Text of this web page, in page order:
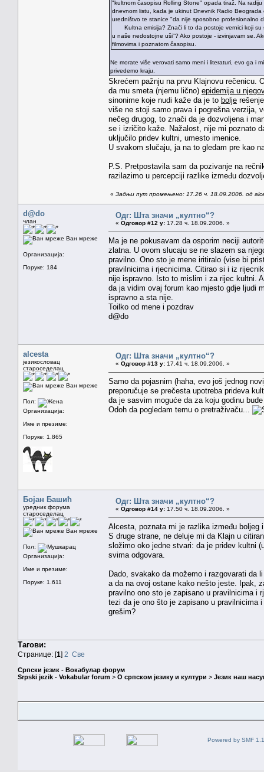
"kultnom časopisu Rolling Stone" opada tiraž. Na
dnevnom listu, kada je ukinut Dnevnik Radio
uredništvo te stanice "da nije sposobno profesionalno
Kultna emisija? Znači li to da postoje vernici koji su
u naše nedostojne uši"? Ako postoje - izvinjavam se.
filmovima i poznatom časopisu.
Ne morate više verovati samo meni i literaturi, evo ga i
privedemo kraju.
Skrećem pažnju na prvu Klajnovu rečenicu.
da mu smeta (njemu lično) epidemija u
sinonime koje nudi kaže da je to bolje
više ne stoji samo prava i pogrešna verzija,
nečeg drugog, to znači da je dozvoljena i
se i izričito kaže. Nažalost, nije mi poznato
uključilo pridev kultni, umesto imenice.
U svakom slučaju, ja na to gledam pre kao
P.S. Pretpostavila sam da pozivanje na
razilazimo u percepciji razlike između
« Задњи пут промењено: 17.26 ч. 18.09.2006. од
d@do
члан
Ван мреже
Организација:
Поруке: 184
Одг: Шта значи „култно“?
« Одговор #12 у: 17.28 ч. 18.09.2006. »
Ma je ne pokusavam da osporim neciji
zlatna. U ovom slucaju se ne slazem sa
pravilno. Ono sto je mene iritiralo (vise bi
pravilnicima i rjecnicima. Citirao si i iz
nije ispravno. Isto to mislim i za rijec kultni.
da ja vidim ovaj forum kao mjesto gdje ljudi
ispravno a sta nije.
Toilko od mene i pozdrav
d@do
alcesta
језикословац
староседелац
Ван мреже
Пол:
Организација:
Име и презиме:
Поруке: 1.865
Одг: Шта значи „култно“?
« Одговор #13 у: 17.41 ч. 18.09.2006. »
Samo da pojasnim (haha, evo još jednog
preporučuje se prečesta upotreba prideva
da je sasvim moguće da za koju godinu
Odoh da pogledam temu o pretraživaču...
Бојан Башић
уредник форума
староседелац
Ван мреже
Пол:
Организација:
Име и презиме:
Поруке: 1.611
Одг: Шта значи „култно“?
« Одговор #14 у: 17.50 ч. 18.09.2006. »
Alcesta, poznata mi je razlika između
S druge strane, ne deluje mi da Klajn u
složimo oko jedne stvari: da je pridev kultni
svima odgovara.
Dado, svakako da možemo i razgovarati da
a da na ovoj ostane kako nešto jeste. Ipak,
pravilno ono sto je zapisano u pravilnicima i
tezi da je ono što je zapisano u pravilnicima
grešim?
Тагови:
Странице: [1] 2 Све
Српски језик - Вокабулар форум
Srpski jezik - Vokabular forum > О српском језику и култури > Језик наш
Powered by SMF